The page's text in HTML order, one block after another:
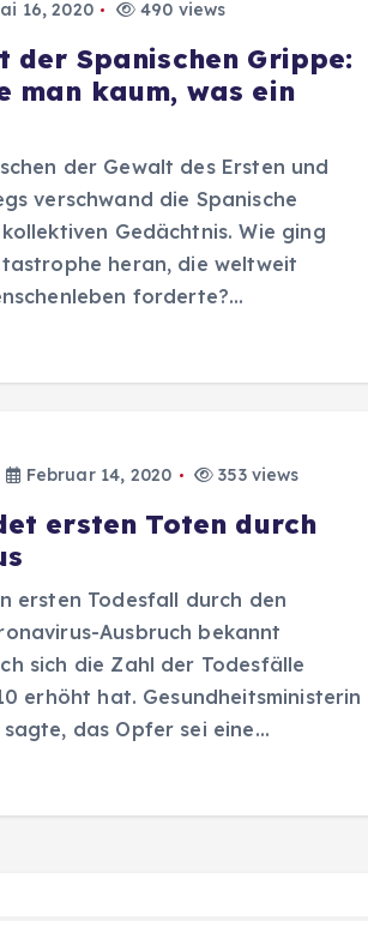
16, 2020 490 views
der Spanischen Grippe:
man kaum, was ein
der Gewalt des Ersten und
verschwand die Spanische
Gedächtnis. Wie ging
heran, die weltweit
forderte?…
Februar 14, 2020 353 views
ersten Toten durch
ersten Todesfall durch den
Ausbruch bekannt
sich die Zahl der Todesfälle
erhöht hat. Gesundheitsministerin
das Opfer sei eine…